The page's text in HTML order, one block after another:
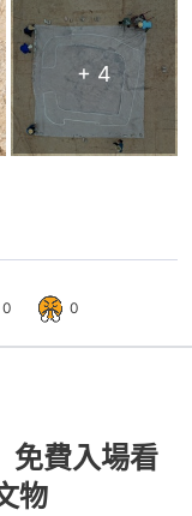
+ 4
0 0
免費入場看
物